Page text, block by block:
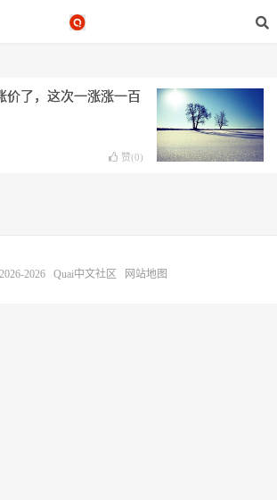
价了，这次一涨涨一百
赞(0)
2026 Quai中文社区 网站地图